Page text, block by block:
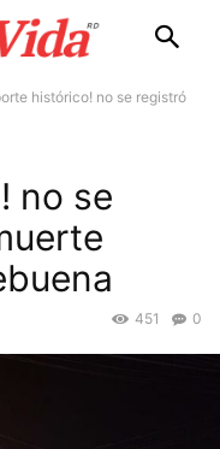
histórico! no se registró
no se
0
451